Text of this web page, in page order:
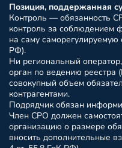
Позиция, поддержанная
Контроль — обязанность
контроль за соблюдением
на саму саморегулируемую
РФ).
Ни региональный
орган по ведению
совокупный объем
контрагентами.
Подрядчик обязан
Член СРО должен
организацию о размере
вносить дополнительные